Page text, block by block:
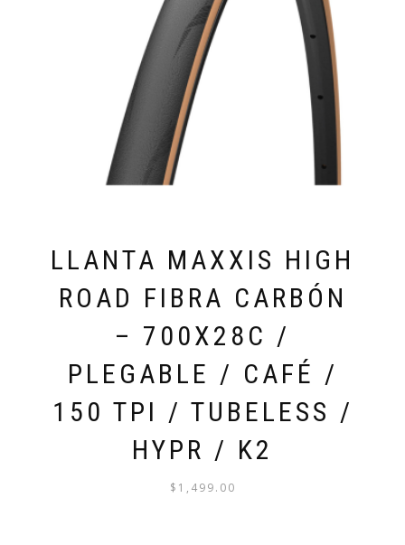
LLANTA MAXXIS HIGH
ROAD FIBRA CARBÓN
– 700X28C /
PLEGABLE / CAFÉ /
150 TPI / TUBELESS /
HYPR / K2
$ 1,499.00